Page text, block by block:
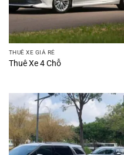
THUÊ XE GIÁ RẺ
Thuê Xe 4 Chỗ